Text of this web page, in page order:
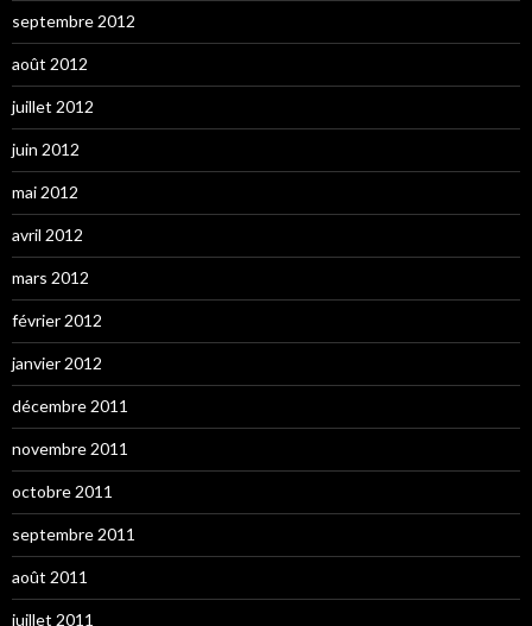
septembre 2012
août 2012
juillet 2012
juin 2012
mai 2012
avril 2012
mars 2012
février 2012
janvier 2012
décembre 2011
novembre 2011
octobre 2011
septembre 2011
août 2011
juillet 2011